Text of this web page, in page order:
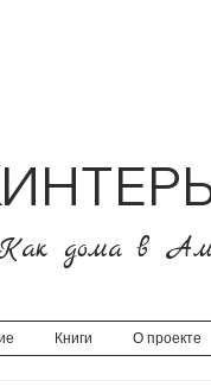
дома в
Книги О проекте